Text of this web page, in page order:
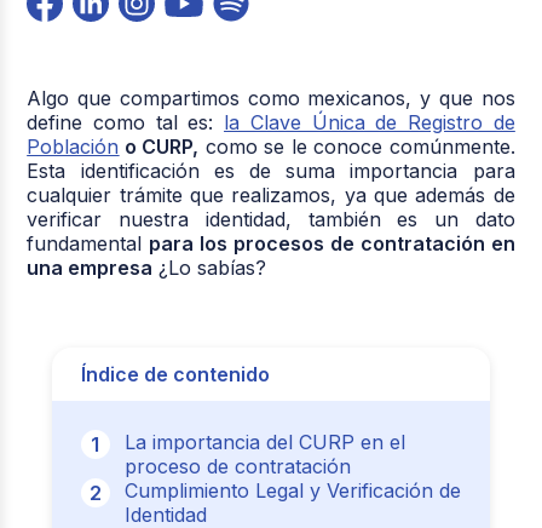
Algo que compartimos como mexicanos, y que nos
define como tal es: la Clave Única de Registro de
Población o CURP, como se le conoce comúnmente.
Esta identificación es de suma importancia para
cualquier trámite que realizamos, ya que además de
verificar nuestra identidad, también es un dato
fundamental para los procesos de contratación en
una empresa ¿Lo sabías?
Índice de contenido
La importancia del CURP en el
proceso de contratación
Cumplimiento Legal y Verificación de
Identidad